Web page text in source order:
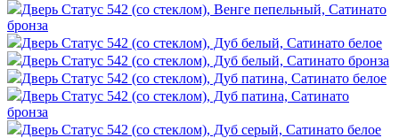
Дверь Статус 542 (со стеклом), Венге пепельный, Сатинато
бронза
Дверь Статус 542 (со стеклом), Дуб белый, Сатинато белое
Дверь Статус 542 (со стеклом), Дуб белый, Сатинато бронза
Дверь Статус 542 (со стеклом), Дуб патина, Сатинато белое
Дверь Статус 542 (со стеклом), Дуб патина, Сатинато
бронза
Дверь Статус 542 (со стеклом), Дуб серый, Сатинато белое